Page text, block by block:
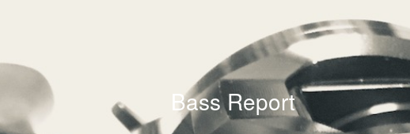
Bass Report